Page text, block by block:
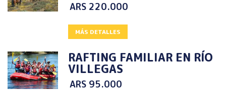
ARS 220.000
MÁS DETALLES
RAFTING FAMILIAR EN RÍO
VILLEGAS
ARS 95.000